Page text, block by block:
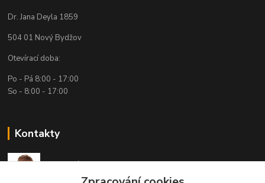
Dr. Jana Deyla 1859
504 01 Nový Bydžov
Otevírací doba:
Po - Pá 8:00 - 17:00
So - 8:00 - 17:00
Kontakty
Technická podpora